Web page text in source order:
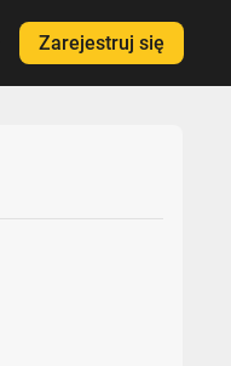
Zarejestruj się